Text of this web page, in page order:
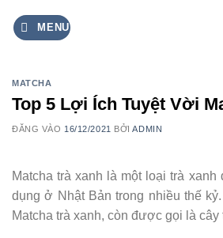
qua
MENU
MATCHA
Top 5 Lợi Ích Tuyệt Vời
ĐĂNG VÀO 16/12/2021 BỞIADMIN
Matcha trà xanh là một loại trà
dụng ở Nhật Bản trong nhiều thế
Matcha trà xanh, còn được gọi là cây